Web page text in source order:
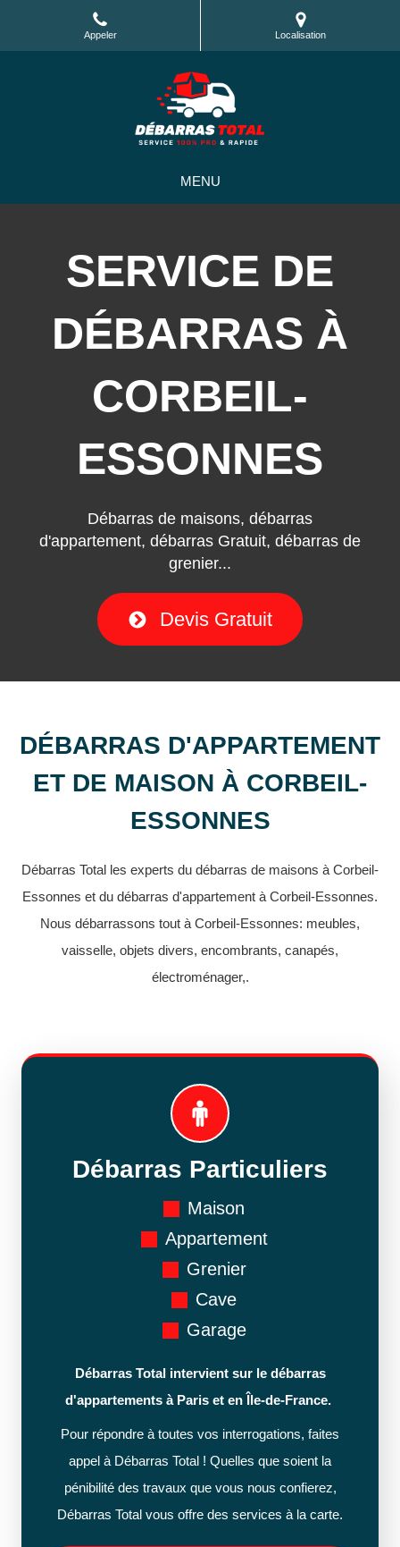
Appeler Localisation
MENU
SERVICE DE
DÉBARRAS À
CORBEIL-
ESSONNES
Débarras de maisons, débarras
d'appartement, débarras Gratuit, débarras de
grenier...
Devis Gratuit
DÉBARRAS D'APPARTEMENT
ET DE MAISON À CORBEIL-
ESSONNES
Débarras Total les experts du débarras de maisons à Corbeil-
Essonnes et du débarras d'appartement à Corbeil-Essonnes.
Nous débarrassons tout à Corbeil-Essonnes: meubles,
vaisselle, objets divers, encombrants, canapés,
électroménager,.
Débarras Particuliers
Maison
Appartement
Grenier
Cave
Garage
Débarras Total intervient sur le débarras
d'appartements à Paris et en Île-de-France.
Pour répondre à toutes vos interrogations, faites
appel à Débarras Total ! Quelles que soient la
pénibilité des travaux que vous nous confierez,
Débarras Total vous offre des services à la carte.